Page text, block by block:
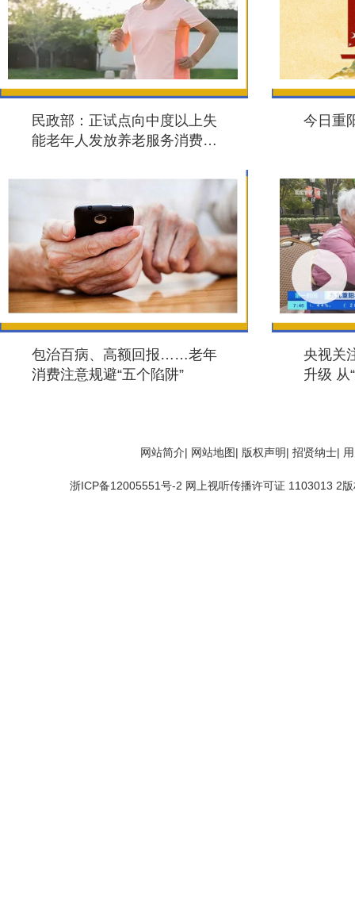
民政部：正试点向中度以上失
能老年人发放养老服务消费补
今日重
包治百病、高额回报……老年
消费注意规避“五个陷阱”
央视关
升级 从
网站简介| 网站地图| 版权声明| 招贤纳士|
浙ICP备12005551号-2 网上视听传播许可证 1103013 2